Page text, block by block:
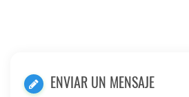
ENVIAR UN MENSAJE